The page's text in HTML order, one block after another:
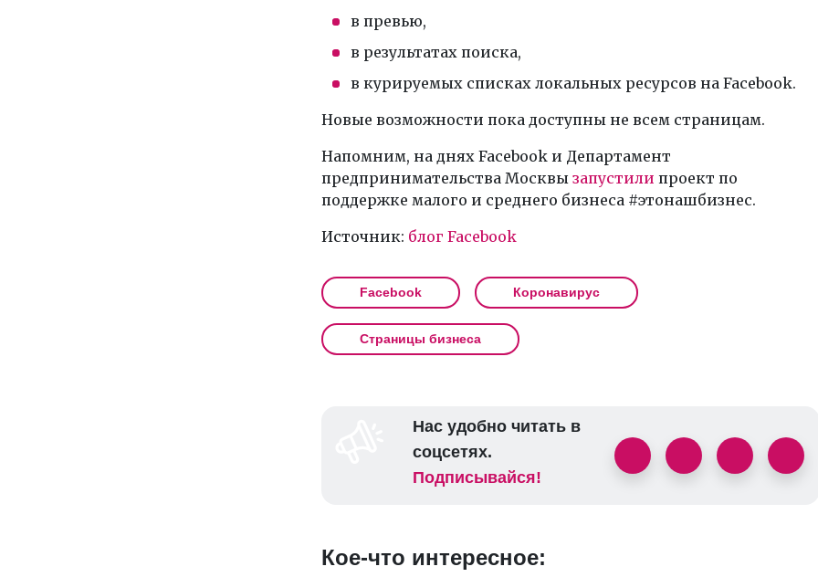
в превью,
в результатах поиска,
в курируемых списках локальных ресурсов на Facebook.
Новые возможности пока доступны не всем страницам.
Напомним, на днях Facebook и Департамент
предпринимательства Москвы запустили проект по
поддержке малого и среднего бизнеса #этонашбизнес.
Источник: блог Facebook
Facebook Коронавирус
Страницы бизнеса
Нас удобно читать в
соцсетях.
Подписывайся!
Кое-что интересное: